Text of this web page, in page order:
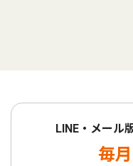
LINE・メール
毎